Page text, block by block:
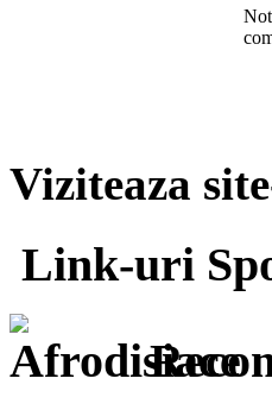
Viziteaza
Link-uri